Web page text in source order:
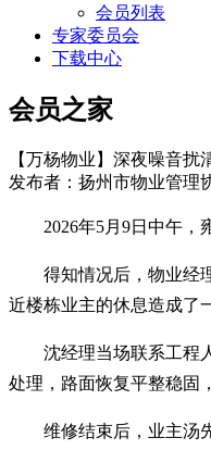
会员列表
专家委员会
下载中心
会员之家
【万杨物业】深夜噪音扰
发布者：扬州市物业管理
2026年5月9日中午，
得知情况后，物业经
近楼栋业主的休息造成了
沈经理当场联系工程
处理，路面恢复平整稳固
维修结束后，业主汤